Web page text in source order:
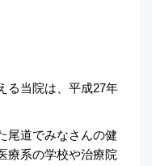
る当院は、平成27年
尾道でみなさんの健
療系の学校や治療院